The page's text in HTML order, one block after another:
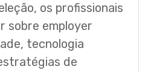
os profissionais
sobre employer
tecnologia
de